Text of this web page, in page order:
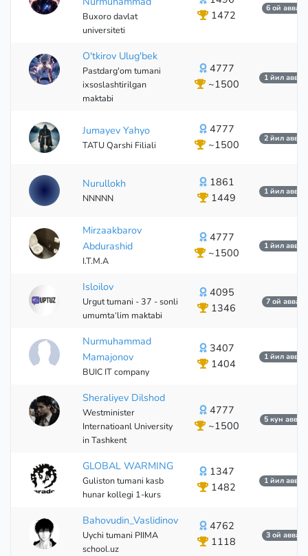
Buxoro davlat
universiteti
1472
6 ой аввал
O'tkirov Ulug'bek
Pastdarg'om tumani
ixsoslashtirilgan
maktabi
4777
~1500
1 йил аввал
Jumayev Yahyo
TATU Qarshi Filiali
4777
~1500
2 йил аввал
Nurullokh
NNNNN
1861
1449
1 йил аввал
Mirzaakbarov
Abdurashid
I.T.M.A
4777
~1500
1 йил аввал
Isloilov
Urgut tumani - 37 - sonli
umumta‘lim maktabi
4095
1346
7 ой аввал
Nurmuhammad
Mamajonov
BUIC IT company
3407
1404
1 йил аввал
Sheraliyev Dilshod
Westminister
Internatioanl University
in Tashkent
4777
~1500
5 кун аввал
GLOBAL WARMING
Guliston tumani kasb
hunar kollegi 1-kurs
1347
1482
1 йил аввал
Bahovudin_Vaslidinov
Uychi tumani PIIMA
school.uz
4762
1118
3 ой аввал